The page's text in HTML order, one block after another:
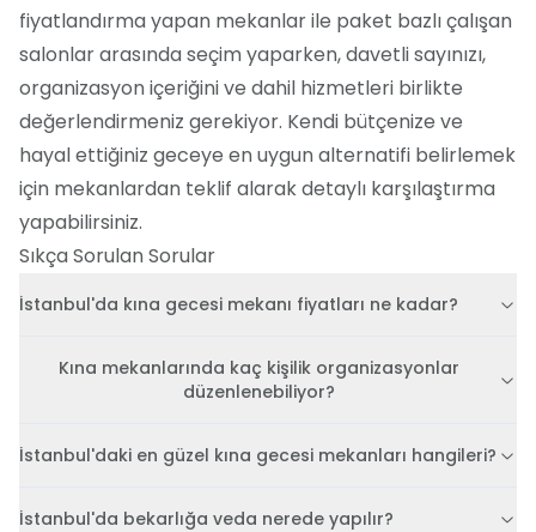
fiyatlandırma yapan mekanlar ile paket bazlı çalışan
salonlar arasında seçim yaparken, davetli sayınızı,
organizasyon içeriğini ve dahil hizmetleri birlikte
değerlendirmeniz gerekiyor. Kendi bütçenize ve
hayal ettiğiniz geceye en uygun alternatifi belirlemek
için mekanlardan teklif alarak detaylı karşılaştırma
yapabilirsiniz.
Sıkça Sorulan Sorular
İstanbul'da kına gecesi mekanı fiyatları ne kadar?
Kına mekanlarında kaç kişilik organizasyonlar
düzenlenebiliyor?
İstanbul'daki en güzel kına gecesi mekanları hangileri?
İstanbul'da bekarlığa veda nerede yapılır?